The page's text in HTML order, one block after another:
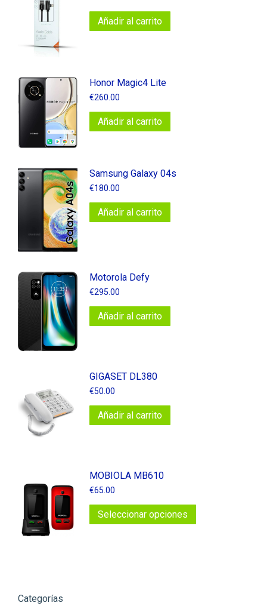
Añadir al carrito
Honor Magic4 Lite
€260.00
Añadir al carrito
Samsung Galaxy 04s
€180.00
Añadir al carrito
Motorola Defy
€295.00
Añadir al carrito
GIGASET DL380
€50.00
Añadir al carrito
MOBIOLA MB610
€65.00
Seleccionar opciones
producto
Categorías